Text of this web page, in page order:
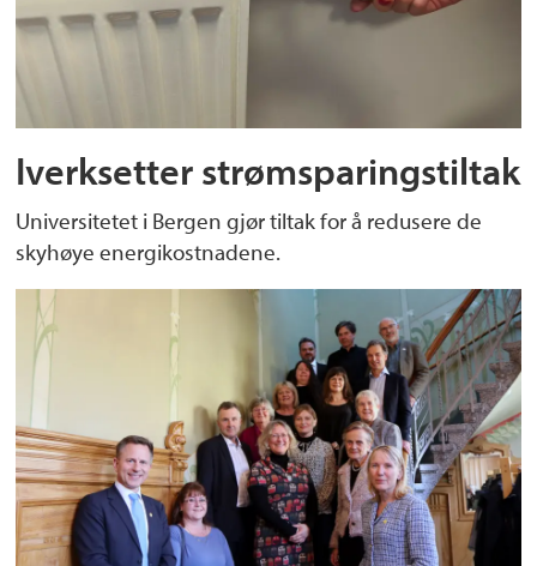
Iverksetter strømsparingstiltak
Universitetet i Bergen gjør tiltak for å redusere de
skyhøye energikostnadene.